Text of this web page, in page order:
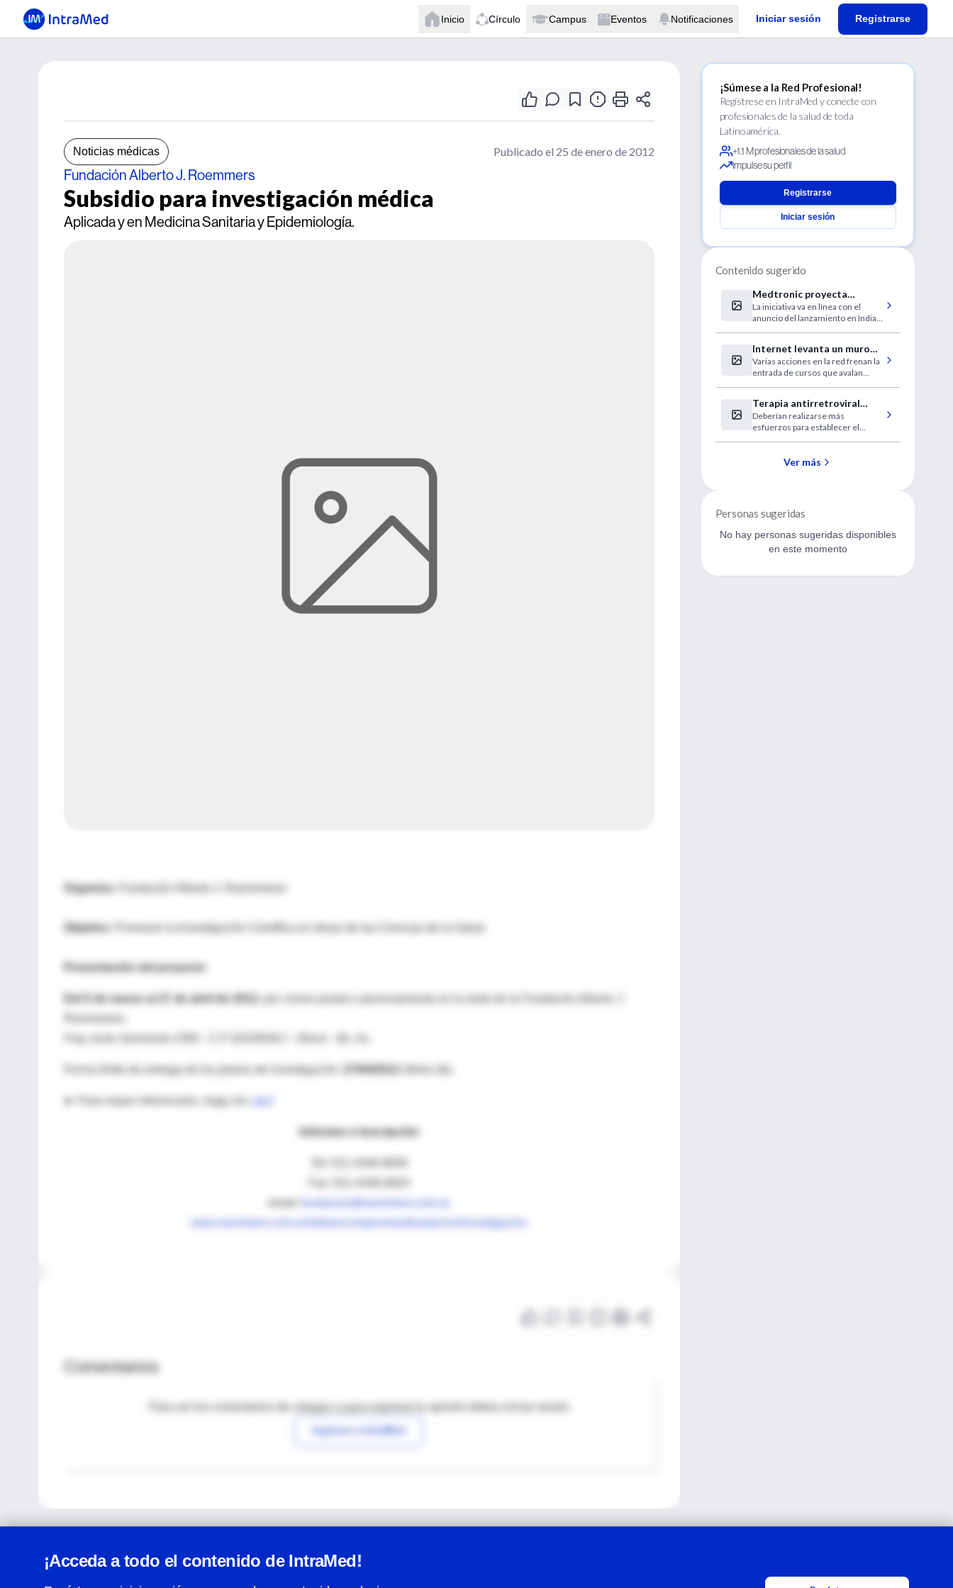
Inicio Círculo Campus Eventos Notificaciones Iniciar sesión Registrarse
Noticias médicas Publicado el 25 de enero de 2012
Fundación Alberto J. Roemmers
Subsidio para investigación médica
Aplicada y en Medicina Sanitaria y Epidemiología.
Organiza:
Objetivo: Promover la Investigación Científica en áreas de las Ciencias de la Salud.
Presentación del proyecto
Del 5 de marzo al 27 de abril de 2012,
Fecha límite de entrega de los planes de investigación:
► Para mayor informcaión, haga clic aquí
Informes e Inscripción
www.roemmers.com.ar/site/es/compromiso/fundacion/investigacion
Comentarios
Para ver los comentarios de colegas o para expresar tu opinión debes iniciar sesión
Ingresar a IntraMed
¡Acceda a todo el contenido de IntraMed!
¡Súmese a la Red Profesional!
Regístrese en IntraMed y conecte con
profesionales de la salud de toda
Latinoamérica.
+1.1 M profesionales de la salud
Impulse su perfil
Registrarse
Iniciar sesión
Contenido sugerido
Medtronic proyecta
marcapasos de bajo costo
para países pobres
La iniciativa va en línea con el
anuncio del lanzamiento en India
Internet levanta un muro
contra la pseudociencia
Varias acciones en la red frenan la
entrada de cursos que avalan
universidades españolas.
Terapia antirretroviral
temprana
Deberían realizarse más
esfuerzos para establecer el
Ver más
Personas sugeridas
No hay personas sugeridas disponibles
en este momento